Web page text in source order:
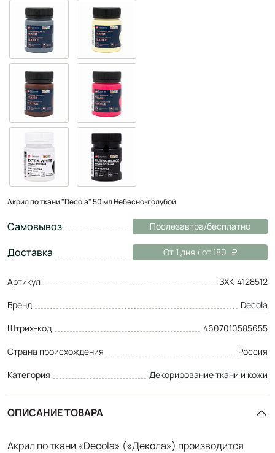
Акрил по ткани "Decola" 50 мл Небесно-голубой
Самовывоз Послезавтра/бесплатно
Доставка От 1 дня / от 180
Артикул
ЗХК-4128512
Бренд
Decola
Штрих-код
4607010585655
Страна происхождения
Россия
Категория
Декорирование ткани и кожи
ОПИСАНИЕ ТОВАРА
Акрил по ткани «Decola» («Декóла») производится